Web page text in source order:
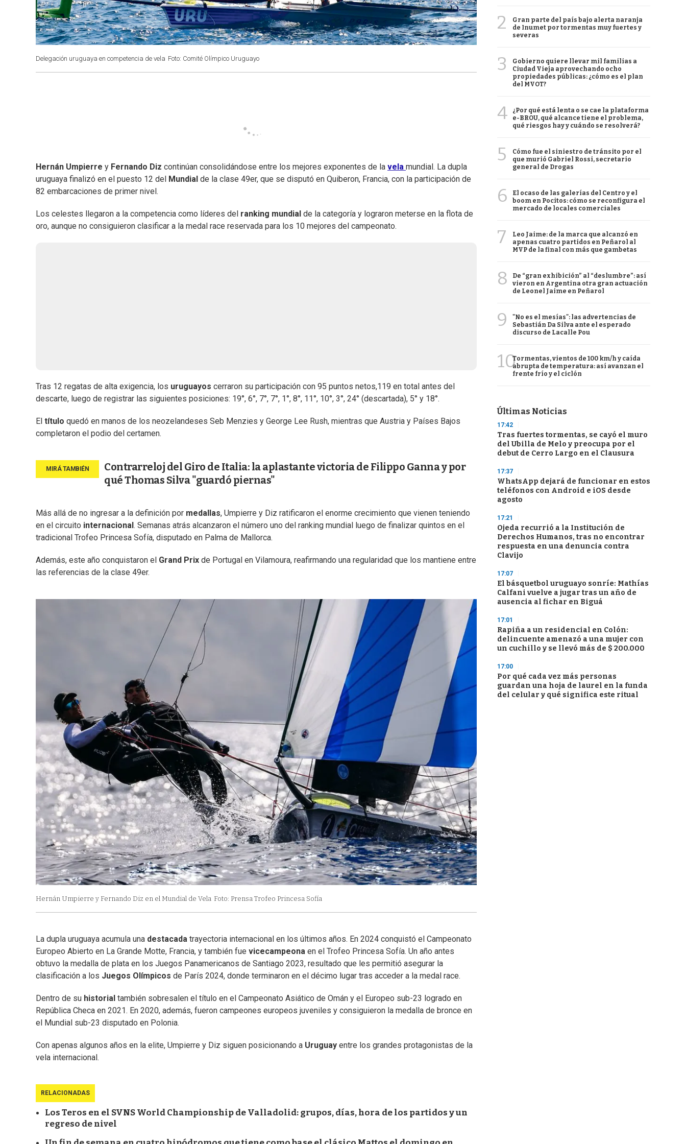
Delegación uruguaya en competencia de vela Foto: Comité Olímpico Uruguayo
Hernán Umpierre y Fernando Diz continúan consolidándose entre los mejores exponentes de la vela mundial. La dupla
uruguaya finalizó en el puesto 12 del
Mundial de la clase 49er, que se disputó en Quiberon, Francia, con la participación de
82 embarcaciones de primer nivel.
Los celestes llegaron a la competencia como líderes del ranking mundial de la categoría y lograron meterse en la flota de
oro, aunque no consiguieron clasificar a la medal race reservada para los 10 mejores del campeonato.
Tras 12 regatas de alta exigencia, los uruguayos cerraron su participación con 95 puntos netos,119 en total antes del
descarte, luego de registrar las siguientes posiciones: 19°, 6°, 7°, 7°, 1°, 8°, 11°, 10°, 3°, 24° (descartada), 5° y 18°.
El título quedó en manos de los neozelandeses Seb Menzies y George Lee Rush, mientras que Austria y Países Bajos
completaron el podio del certamen.
Contrarreloj del Giro de Italia: la aplastante victoria de Filippo Ganna y por
qué Thomas Silva "guardó piernas"
Más allá de no ingresar a la definición por medallas, Umpierre y Diz ratificaron el enorme crecimiento que vienen teniendo
en el circuito internacional . Semanas atrás alcanzaron el número uno del ranking mundial luego de finalizar quintos en el
tradicional Trofeo Princesa Sofía, disputado en Palma de Mallorca.
Además, este año conquistaron el Grand Prix de Portugal en Vilamoura, reafirmando una regularidad que los mantiene entre
las referencias de la clase 49er.
Hernán Umpierre y Fernando Diz en el Mundial de Vela Foto: Prensa Trofeo Princesa Sofía
La dupla uruguaya acumula una destacada trayectoria internacional en los últimos años. En 2024 conquistó el Campeonato
Europeo Abierto en La Grande Motte, Francia, y también fue vicecampeona en el Trofeo Princesa Sofía. Un año antes
obtuvo la medalla de plata en los Juegos Panamericanos de Santiago 2023, resultado que les permitió asegurar la
clasificación a los Juegos Olímpicos de París 2024, donde terminaron en el décimo lugar tras acceder a la medal race.
Dentro de su historial también sobresalen el título en el Campeonato Asiático de Omán y el Europeo sub-23 logrado en
República Checa en 2021. En 2020, además, fueron campeones europeos juveniles y consiguieron la medalla de bronce en
el Mundial sub-23 disputado en Polonia.
Con apenas algunos años en la elite, Umpierre y Diz siguen posicionando a Uruguay entre los grandes protagonistas de la
vela internacional.
RELACIONADAS
Los Teros en el SVNS World Championship de Valladolid: grupos, días, hora de los partidos y un
regreso de nivel
2
Gran parte del país bajo alerta naranja
de Inumet por tormentas muy fuertes y
severas
3
Gobierno quiere llevar mil familias a
Ciudad Vieja aprovechando ocho
propiedades públicas: ¿cómo es el plan
del MVOT?
4
¿Por qué está lenta o se cae la plataforma
e-BROU, qué alcance tiene el problema,
qué riesgos hay y cuándo se resolverá?
5
Cómo fue el siniestro de tránsito por el
que murió Gabriel Rossi, secretario
general de Drogas
6
El ocaso de las galerías del Centro y el
boom en Pocitos: cómo se reconfigura el
mercado de locales comerciales
7
Leo Jaime: de la marca que alcanzó en
apenas cuatro partidos en Peñarol al
MVP de la final con más que gambetas
8
De “gran exhibición” al “deslumbre”: así
vieron en Argentina otra gran actuación
de Leonel Jaime en Peñarol
9
"No es el mesías": las advertencias de
Sebastián Da Silva ante el esperado
discurso de Lacalle Pou
10Tormentas, vientos de 100 km/h y caída
abrupta de temperatura: así avanzan el
frente frío y el ciclón
Últimas Noticias
17:42
Tras fuertes tormentas, se cayó el muro
del Ubilla de Melo y preocupa por el
debut de Cerro Largo en el Clausura
17:37
WhatsApp dejará de funcionar en estos
teléfonos con Android e iOS desde
agosto
17:21
Ojeda recurrió a la Institución de
Derechos Humanos, tras no encontrar
respuesta en una denuncia contra
Clavijo
17:07
El básquetbol uruguayo sonríe: Mathías
Calfani vuelve a jugar tras un año de
ausencia al fichar en Biguá
17:01
Rapiña a un residencial en Colón:
delincuente amenazó a una mujer con
un cuchillo y se llevó más de $ 200.000
17:00
Por qué cada vez más personas
guardan una hoja de laurel en la funda
del celular y qué significa este ritual